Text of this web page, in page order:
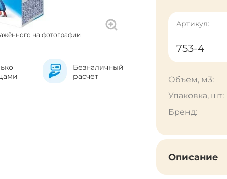
на фотографии
Безналичный
расчёт
Артикул:
753-4
Объем, м3:
Упаковка, шт:
Бренд:
Описание